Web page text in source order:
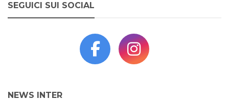
SEGUICI SUI SOCIAL
NEWS INTER